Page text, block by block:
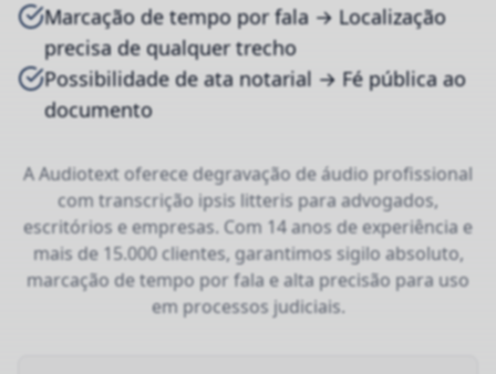
Marcação de tempo por fala → Localização
precisa de qualquer trecho
Possibilidade de ata notarial → Fé pública ao
documento
A Audiotext oferece degravação de áudio profissional
com transcrição ipsis litteris para advogados,
escritórios e empresas. Com 14 anos de experiência e
mais de 15.000 clientes, garantimos sigilo absoluto,
marcação de tempo por fala e alta precisão para uso
em processos judiciais.